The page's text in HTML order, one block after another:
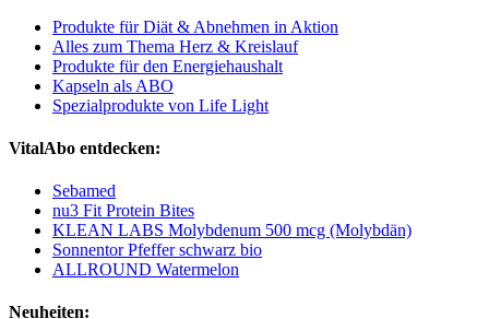
Produkte für Diät & Abnehmen in Aktion
Alles zum Thema Herz & Kreislauf
Produkte für den Energiehaushalt
Kapseln als ABO
Spezialprodukte von Life Light
VitalAbo entdecken:
Sebamed
nu3 Fit Protein Bites
KLEAN LABS Molybdenum 500 mcg (Molybdän)
Sonnentor Pfeffer schwarz bio
ALLROUND Watermelon
Neuheiten: